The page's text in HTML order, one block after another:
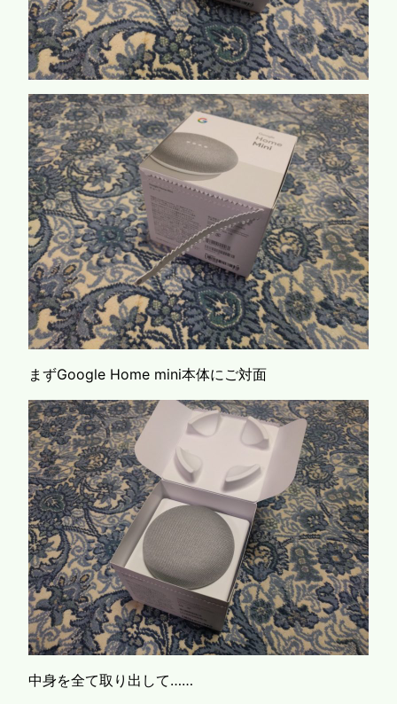
まずGoogle Home mini本体にご対面
中身を全て取り出して……